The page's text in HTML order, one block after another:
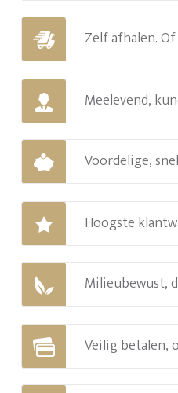
Zelf afhalen.
Meelevend,
Voordelige,
Hoogste
Milieubewust,
Veilig betalen,